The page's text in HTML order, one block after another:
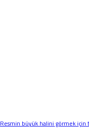
Resmin büyük halini görmek için